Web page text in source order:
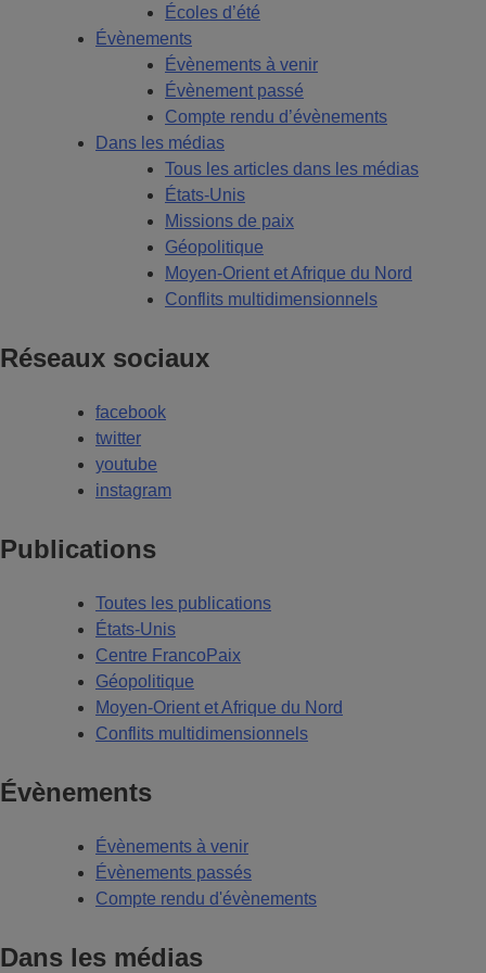
Écoles d’été
Évènements
Évènements à venir
Évènement passé
Compte rendu d’évènements
Dans les médias
Tous les articles dans les médias
États-Unis
Missions de paix
Géopolitique
Moyen-Orient et Afrique du Nord
Conflits multidimensionnels
Réseaux sociaux
facebook
twitter
youtube
instagram
Publications
Toutes les publications
États-Unis
Centre FrancoPaix
Géopolitique
Moyen-Orient et Afrique du Nord
Conflits multidimensionnels
Évènements
Évènements à venir
Évènements passés
Compte rendu d'évènements
Dans les médias